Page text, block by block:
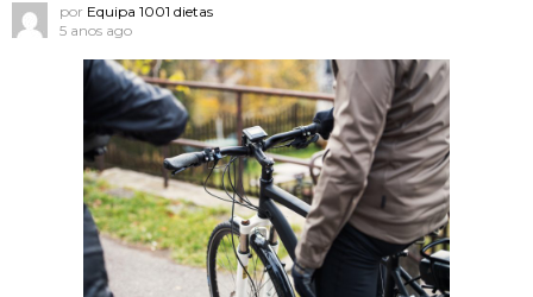
por Equipa 1001 dietas
5 anos ago